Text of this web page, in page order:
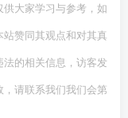
大家学习与参考，如
赞同其观点和对其真
的相关信息，访客发
请联系我们我们会第